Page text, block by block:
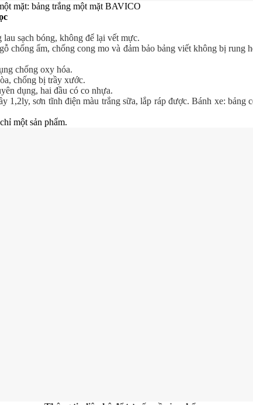
mặt:bảng trắng một mặt BAVICO
sạch bóng, không để lại vết mực.
chống ẩm, chống cong mo và đảm bảo bảng viết không bị rung
chống oxy hóa.
chống bị trầy xước.
dụng, hai đầu có co nhựa.
1,2ly, sơn tĩnh điện màu trắng sữa, lắp ráp được. Bánh xe: bảng
một sản phẩm.